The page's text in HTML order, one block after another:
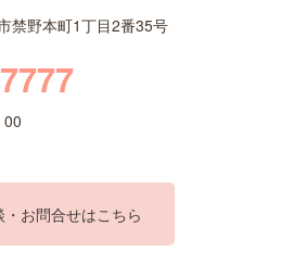
野本町1丁目2番35号
00
お問合せはこちら